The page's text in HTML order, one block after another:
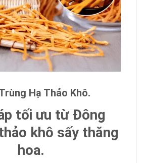
Hạ Thảo Khô.
tối ưu từ Đông
khô sấy thăng
hoa.